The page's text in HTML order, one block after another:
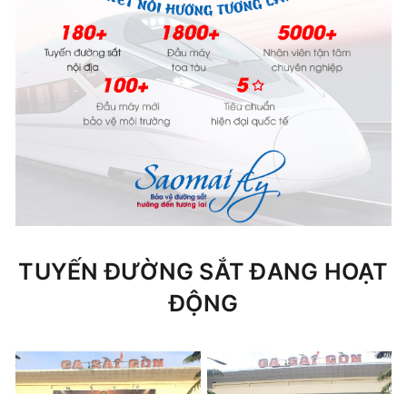
TUYẾN ĐƯỜNG SẮT ĐANG HOẠT
ĐỘNG